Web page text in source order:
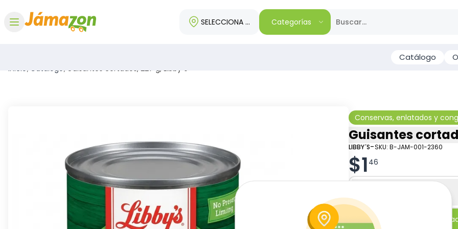
SELECCIONA TU REGIÓNCategorías
Catálogo
Inicio/ Catálogo/ Guisantes cortados, 227 g, Libby´s
Conservas, enlatados y
Guisantes
LIBBY´S-SKU: B-JAM-001-2360
$1 46
-